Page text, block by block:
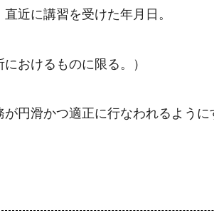
近に講習を受けた年月日。
おけるものに限る。）
円滑かつ適正に行なわれるよう